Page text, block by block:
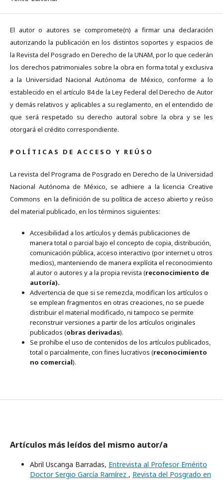
El autor o autores se compromete(n) a firmar una declaración
autorizando la publicación en los distintos soportes y espacios de
la Revista del Posgrado en Derecho de la UNAM, por lo que cederán
los derechos patrimoniales sobre la obra en forma total y exclusiva
a la Universidad Nacional Autónoma de México, conforme a lo
establecido en el artículo 84 de la Ley Federal del Derecho de Autor
y demás relativos y aplicables a su reglamento, en el entendido de
que será respetado su derecho autoral sobre la obra y se les
otorgará el crédito correspondiente.
P O L Í T I C A S D E A C C E S O Y R E Ú S O
La revista del Programa de Posgrado en Derecho de la Universidad
Nacional Autónoma de México, se adhiere a la licencia Creative
Commons en la definición de su política de acceso abierto y reúso
del material publicado, en los términos siguientes:
Accesibilidad a los artículos y demás publicaciones de
manera total o parcial bajo el concepto de copia, distribución,
comunicación pública, acceso interactivo (por internet u otros
medios), manteniendo de manera explícita el reconocimiento
al autor o autores y a la propia revista (reconocimiento de
autoría).
Advertencia de que si se remezcla, modifican los artículos o
se emplean fragmentos en otras creaciones, no se puede
distribuir el material modificado, ni tampoco se permite
reconstruir versiones a partir de los artículos originales
publicados (obras derivadas).
Se prohíbe el uso de contenidos de los artículos publicados,
total o parcialmente, con fines lucrativos (reconocimiento
no comercial).
Artículos más leídos del mismo autor/a
Abril Uscanga Barradas, Entrevista al Profesor Emérito
Doctor Sergio García Ramírez , Revista del Posgrado en